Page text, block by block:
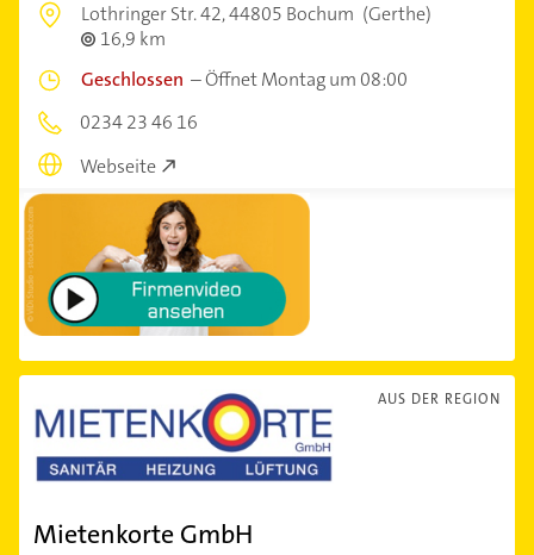
Lothringer Str. 42,44805 Bochum (Gerthe)
16,9 km
Geschlossen –Öffnet Montag um 08:00
0234 23 46 16
Webseite
AUS DER REGION
Mietenkorte GmbH